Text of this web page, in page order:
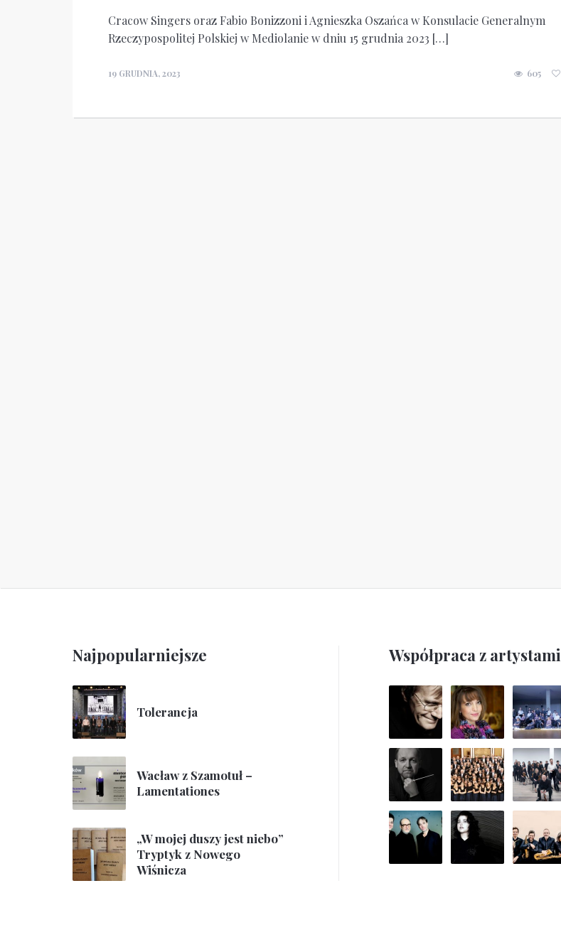
Cracow Singers oraz Fabio Bonizzoni i Agnieszka Oszańca w Konsulacie Generalnym
Rzeczypospolitej Polskiej w Mediolanie w dniu 15 grudnia 2023 […]
19 GRUDNIA, 2023 605
Najpopularniejsze
Tolerancja
Wacław z Szamotuł –
Lamentationes
„W mojej duszy jest niebo”
Tryptyk z Nowego
Wiśnicza
Współpraca z artystami